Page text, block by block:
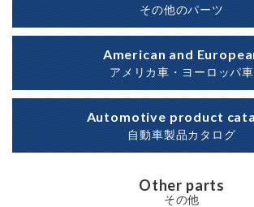
その他のパーツ
American and
アメリカ車・ヨーロッパ車
Automotive product
自動車製品カタログ
Other parts
その他